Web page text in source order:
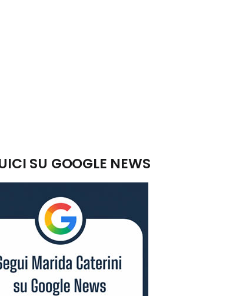
SU GOOGLE NEWS